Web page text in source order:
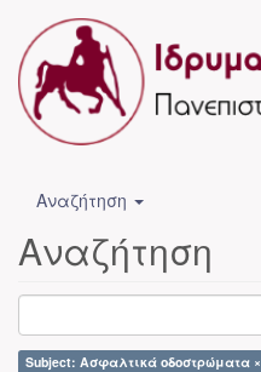
Αναζήτηση
Αναζήτηση
Subject: Ασφαλτικά οδοστρώματα ×